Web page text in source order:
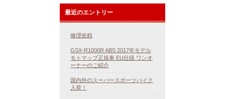
最近のエントリー
修理依頼
GSX-R1000R ABS 2017年モデル
モトマップ正規車 EU仕様 ワンオ
ーナーのご紹介
国内外のスーパースポーツバイク
入荷！